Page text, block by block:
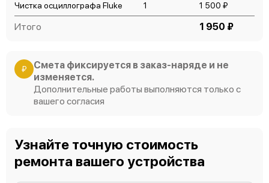
Чистка осциллографа Fluke
1 1 500 ₽
Итого 1 950 ₽
₽
Смета фиксируется в заказ-наряде и не
изменяется.
Дополнительные работы выполняются только с
вашего согласия
Узнайте точную стоимость
ремонта вашего устройства